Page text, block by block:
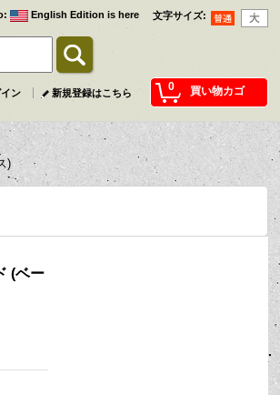
文字サイズ:
: English Edition is here
0 買い物カゴ
ン 新規登録はこちら
)
(ベー